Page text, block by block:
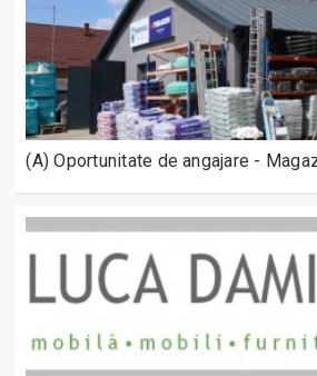
(A) Oportunitate de angajare -